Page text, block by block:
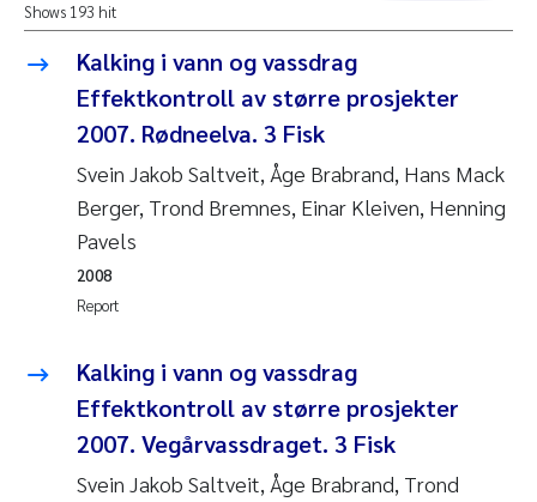
2024
2023
2021
2020
2018
Amy Lusher
Åse Åtland
Jannicke Moe
Sigrid Haande
Susanne Claudia Schneider
Philip Wallhead
Shows 193 hit
Kalking i vann og vassdrag
Effektkontroll av større prosjekter
2007. Rødneelva. 3 Fisk
Svein Jakob Saltveit, Åge Brabrand, Hans Mack
Berger, Trond Bremnes, Einar Kleiven, Henning
Pavels
Report
2008
Kalking i vann og vassdrag
Effektkontroll av større prosjekter
2007. Vegårvassdraget. 3 Fisk
Svein Jakob Saltveit, Åge Brabrand, Trond